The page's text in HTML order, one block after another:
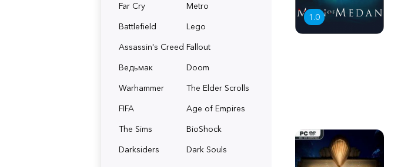
Far Cry
Metro
Battlefield
Lego
Assassin's Creed Fallout
Ведьмак
Doom
Warhammer
The Elder Scrolls
FIFA
Age of Empires
The Sims
BioShock
Darksiders
Dark Souls
1.0